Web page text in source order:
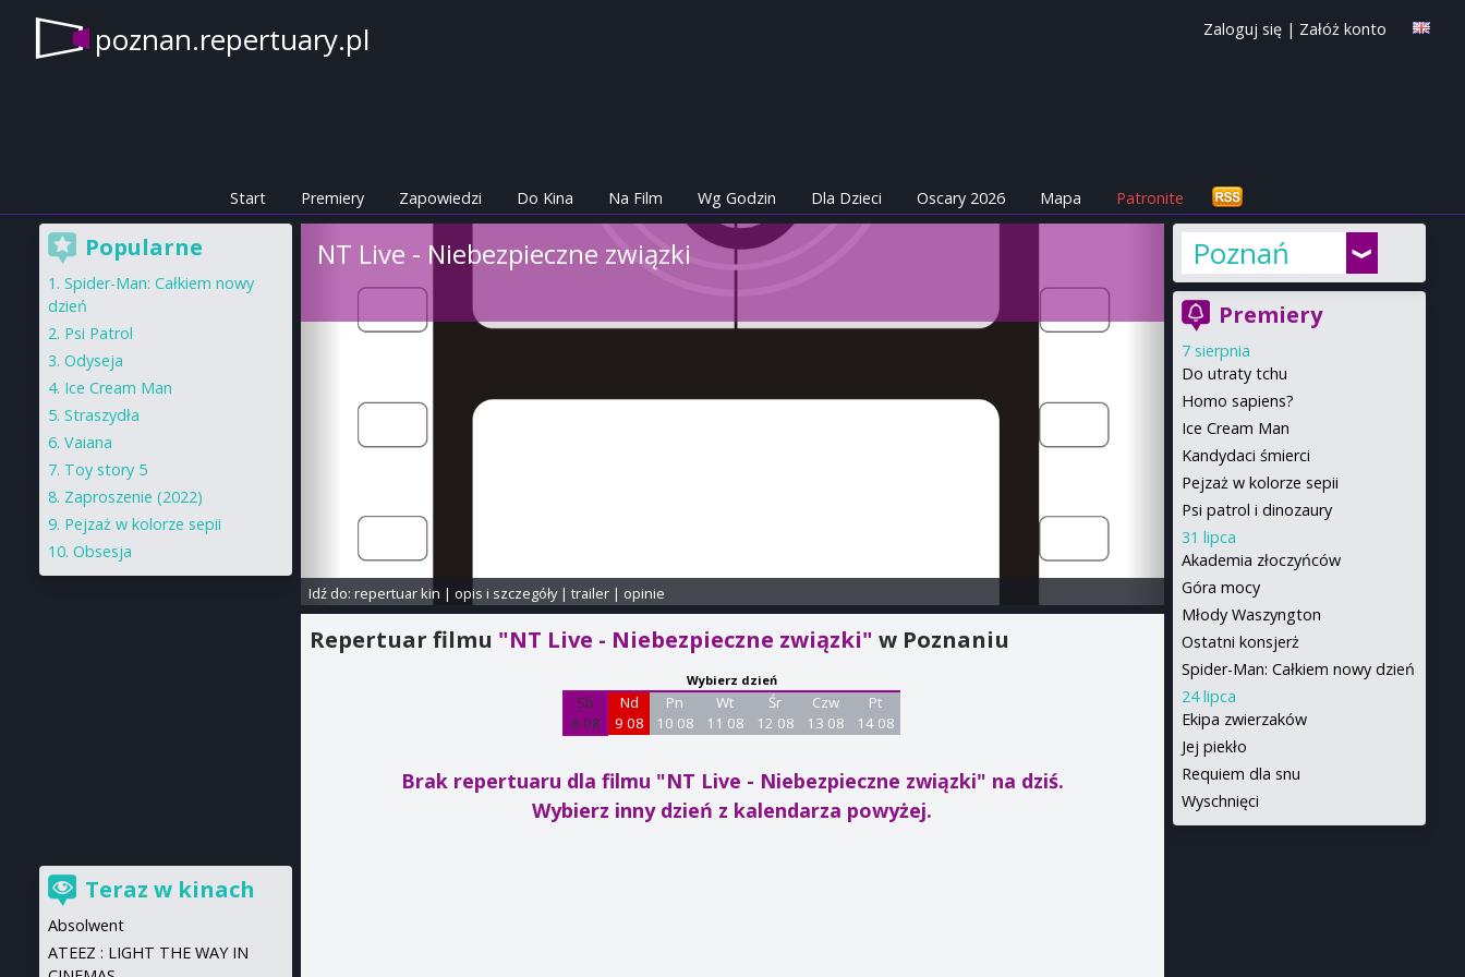
poznan.repertuary.pl Zaloguj się | Załóż konto
Start Premiery Zapowiedzi Do Kina Na Film Wg Godzin Dla Dzieci Oscary 2026 Mapa Patronite
NT Live - Niebezpieczne związki
Idź do: repertuar kin | opis i szczegóły| trailer| opinie
Repertuar filmu "NT Live - Niebezpieczne związki"w Poznaniu
Wybierz dzień
Sb
8 08
Nd
9 08
Pn
10 08
Wt
11 08
Śr
12 08
Czw
13 08
Pt
14 08
Brak repertuaru dla filmu "NT Live - Niebezpieczne związki" na dziś.
Wybierz inny dzień z kalendarza powyżej.
Poznań
Premiery
7 sierpnia
Do utraty tchu
Homo sapiens?
Ice Cream Man
Kandydaci śmierci
Pejzaż w kolorze sepii
Psi patrol i dinozaury
31 lipca
Akademia złoczyńców
Góra mocy
Młody Waszyngton
Ostatni konsjerż
Spider-Man: Całkiem nowy dzień
24 lipca
Ekipa zwierzaków
Jej piekło
Requiem dla snu
Wyschnięci
Popularne
Spider-Man: Całkiem nowy
dzień
Psi Patrol
Odyseja
Ice Cream Man
Straszydła
Vaiana
Toy story 5
Zaproszenie (2022)
Pejzaż w kolorze sepii
Obsesja
Teraz w kinach
Absolwent
ATEEZ : LIGHT THE WAY IN